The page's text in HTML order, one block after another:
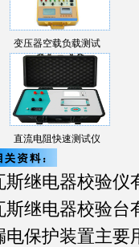
变压器空载负载测试
仪…
直流电阻快速测试仪
斯继电器校验仪
斯继电器校验台
电保护装置主要